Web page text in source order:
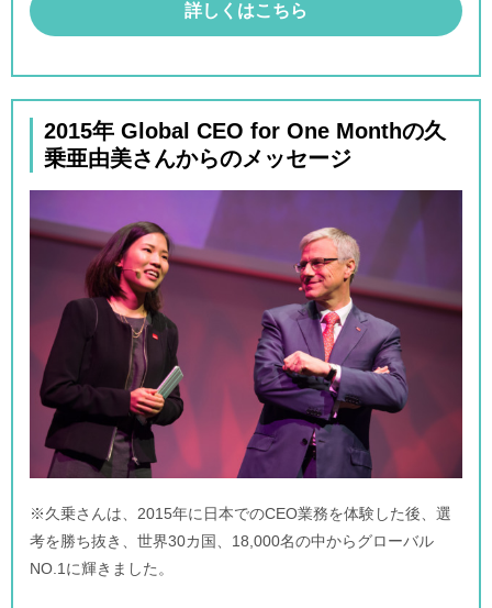
詳しくはこちら
2015年 Global CEO for One Monthの久
乗亜由美さんからのメッセージ
※久乗さんは、2015年に日本でのCEO業務を体験した後、選
考を勝ち抜き、世界30カ国、18,000名の中からグローバル
NO.1に輝きました。